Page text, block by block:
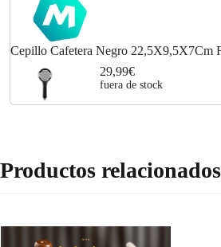
Cepillo Cafetera Negro 22,5X9,5X7Cm
29,99€
fuera de stock
Productos relacionados